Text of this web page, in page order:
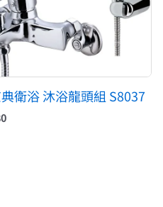
衛浴 沐浴龍頭組 S8037